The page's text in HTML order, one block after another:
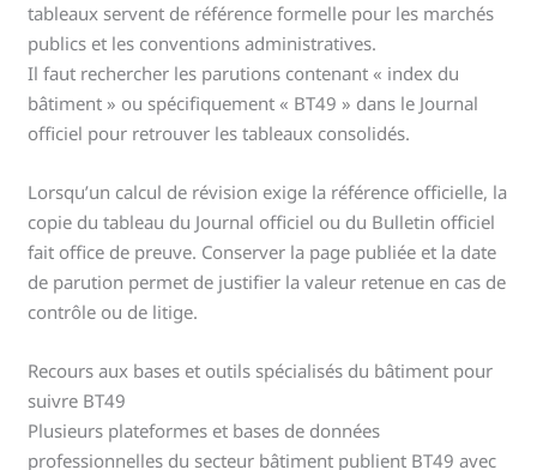
tableaux servent de référence formelle pour les marchés
publics et les conventions administratives.
Il faut rechercher les parutions contenant « index du
bâtiment » ou spécifiquement « BT49 » dans le Journal
officiel pour retrouver les tableaux consolidés.
Lorsqu’un calcul de révision exige la référence officielle, la
copie du tableau du Journal officiel ou du Bulletin officiel
fait office de preuve. Conserver la page publiée et la date
de parution permet de justifier la valeur retenue en cas de
contrôle ou de litige.
Recours aux bases et outils spécialisés du bâtiment pour
suivre BT49
Plusieurs plateformes et bases de données
professionnelles du secteur bâtiment publient BT49 avec